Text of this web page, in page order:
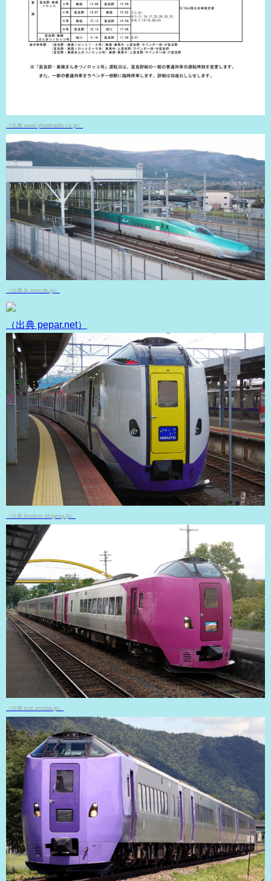
（出典 www.jrhokkaido.co.jp ）
（出典 tk.ismcdn.jp）
（出典 pepar.net）
（出典 livedoor.blogimg.jp）
（出典 stat.ameba.jp）